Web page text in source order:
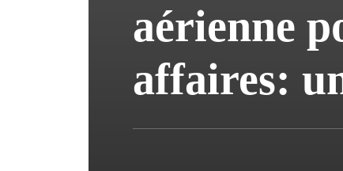
aérienne
affaires: